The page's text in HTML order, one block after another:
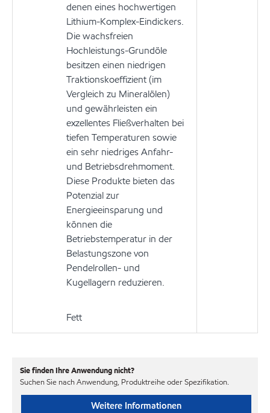
denen eines hochwertigen
Lithium-Komplex-Eindickers.
Die wachsfreien
Hochleistungs-Grundöle
besitzen einen niedrigen
Traktionskoeffizient (im
Vergleich zu Mineralölen)
und gewährleisten ein
exzellentes Fließverhalten bei
tiefen Temperaturen sowie
ein sehr niedriges Anfahr-
und Betriebsdrehmoment.
Diese Produkte bieten das
Potenzial zur
Energieeinsparung und
können die
Betriebstemperatur in der
Belastungszone von
Pendelrollen- und
Kugellagern reduzieren.
Fett
Sie finden Ihre Anwendung nicht?
Suchen Sie nach Anwendung, Produktreihe oder Spezifikation.
Weitere Informationen